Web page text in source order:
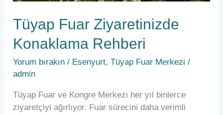
Tüyap Fuar Ziyaretinizde
Konaklama Rehberi
Yorum bırakın / Esenyurt,Tüyap Fuar Merkezi /
admin
Tüyap Fuar ve Kongre Merkezi her yıl binlerce
ziyaretçiyi ağırlıyor. Fuar sürecini daha verimli